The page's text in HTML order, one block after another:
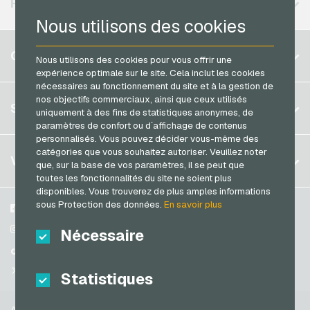
Nous utilisons des cookies
Nous utilisons des cookies pour vous offrir une
expérience optimale sur le site. Cela inclut les cookies
nécessaires au fonctionnement du site et à la gestion de
nos objectifs commerciaux, ainsi que ceux utilisés
uniquement à des fins de statistiques anonymes, de
paramètres de confort ou d´affichage de contenus
personnalisés. Vous pouvez décider vous-même des
catégories que vous souhaitez autoriser. Veuillez noter
que, sur la base de vos paramètres, il se peut que
toutes les fonctionnalités du site ne soient plus
disponibles. Vous trouverez de plus amples informations
sous Protection des données.En savoir plus
Nécessaire
Statistiques
PaysafeCard Cartes de paiement
Razer Gold Cartes de paiement
Transcash Cartes de paiement
RÉGIONS DISPONIBLES
Brésil
Allemagne (DE)
Allemagne (EN)
France
Italie
Pays-bas
Autriche
Portugal
Suisse (IT)
COMPTE
S´inscrire
S´inscrire
Mon panier
SERVICE
FAQ
Méthodes de paiement
Conditions generales&Droit de retour
VGO-SHOP
A propos de nous
Partenaires
Facebook
Instagram
@VGO_com